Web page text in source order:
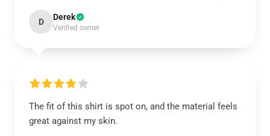
D Derek
Verified owner
The fit of this shirt is spot on, and the material feels
great against my skin.